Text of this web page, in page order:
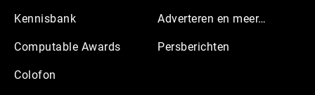
Kennisbank
Computable Awards
Colofon
Adverteren en meer…
Persberichten